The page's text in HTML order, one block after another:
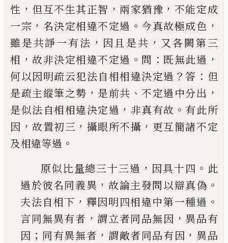
性 ， 但互不生其正智 ，兩家猶豫 ， 不能定成
一宗 ， 名決定相違不定過 。 今真故極成色 ，
雖是共諍一有法 ， 因 且是共 ， 又各闕第三
相 ，故非決定相違不定過 。 問 ： 既無此過 ，
何以因明疏云犯法自相相違決定過 ？答 ： 但
是疏主縱筆之勢 ， 是前共 、不定過中分出 ，
是似法自相相違決定過 ， 非真有故 。 有此所
因 ，故置初三 ， 攝眼所不攝 ， 更互簡諸不定
及相違等過 。
原似比量總三十三過 ， 因具十四 。 此
過於彼名同義異 ， 故論主發問以辯真偽 。
夫法自相下 ， 釋因明四相違中第一種過 。
言同無異有者 ，謂立者同品無因 ， 異品有
因 ； 同有異無者 ， 謂敵者同品有因 ， 異品